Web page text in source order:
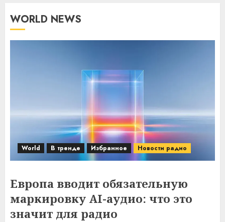
WORLD NEWS
World В тренде Избранное Новости радио
Европа вводит обязательную
маркировку AI-аудио: что это
значит для радио